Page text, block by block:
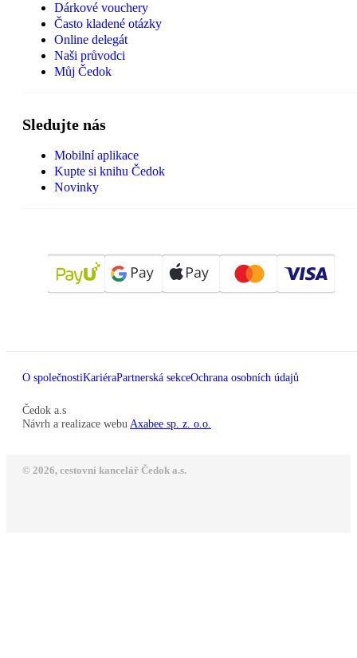
Dárkové vouchery
Často kladené otázky
Online delegát
Naši průvodci
Můj Čedok
Sledujte nás
Mobilní aplikace
Kupte si knihu Čedok
Novinky
O společnostiKariéraPartnerská sekceOchrana osobních údajů
Čedok a.s
Návrh a realizace webu Axabee sp. z. o.o.
© 2026, cestovní kancelář Čedok a.s.